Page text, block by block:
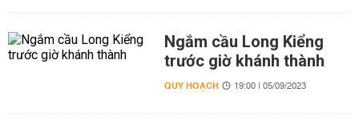
Ngắm cầu Long Kiểng
trước giờ khánh thành
QUY HOẠCH 19:00 | 05/09/2023